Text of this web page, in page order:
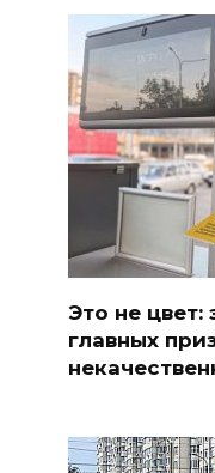
Это не цвет:
главных